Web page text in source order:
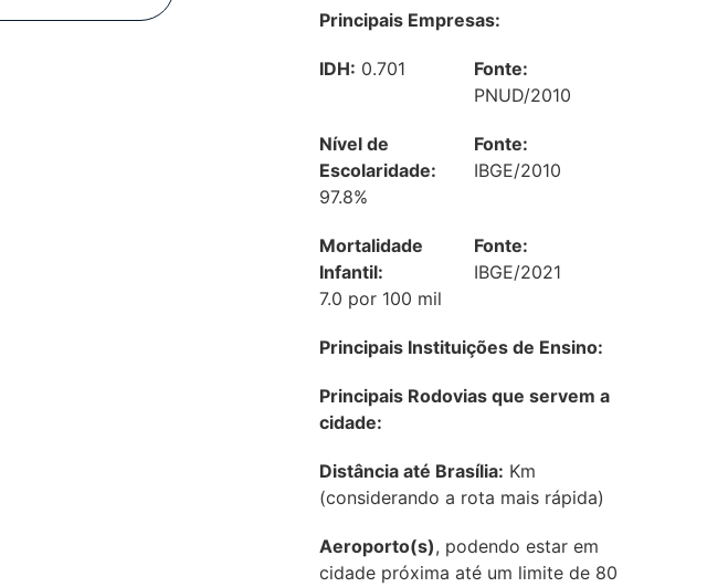
Principais Empresas:
IDH: 0.701
Fonte:
PNUD/2010
Nível de
Escolaridade:
97.8%
Fonte:
IBGE/2010
Mortalidade
Infantil:
7.0 por 100 mil
Fonte:
IBGE/2021
Principais Instituições de Ensino:
Principais Rodovias que servem a
cidade:
Distância até Brasília: Km
(considerando a rota mais rápida)
Aeroporto(s), podendo estar em
cidade próxima até um limite de 80